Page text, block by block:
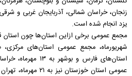
زنجان، خراسان شمالی، آذربایجان غربی و
یزد انجام شده است.